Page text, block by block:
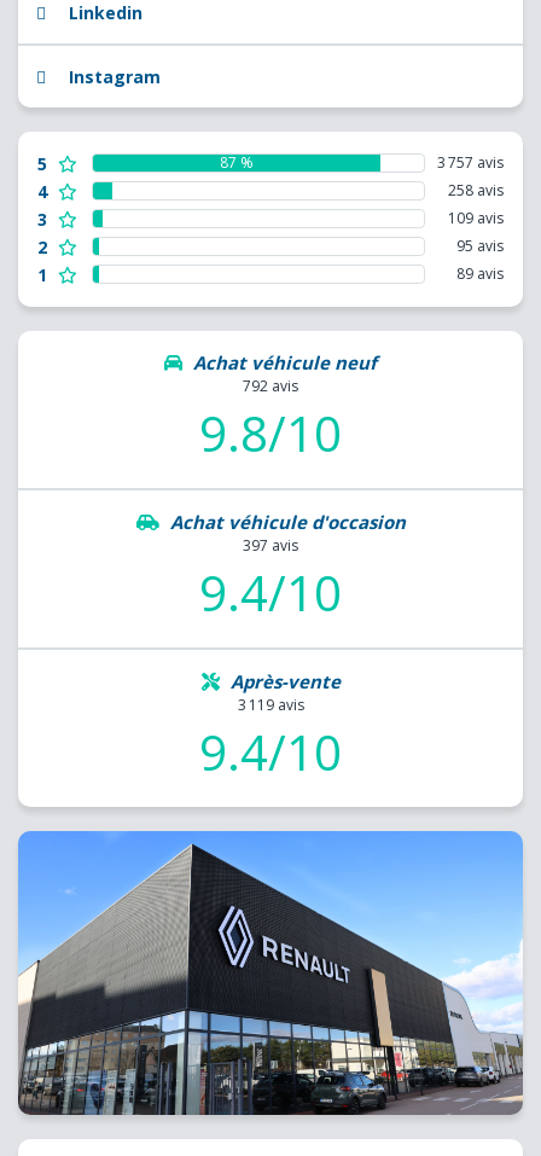
Linkedin
Instagram
5 87 % 3 757 avis
4 258 avis
3 109 avis
2 95 avis
1 89 avis
Achat véhicule neuf
792 avis
9.8/10
Achat véhicule d'occasion
397 avis
9.4/10
Après-vente
3 119 avis
9.4/10